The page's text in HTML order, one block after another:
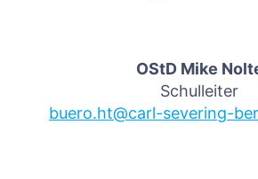
OStD Mike
Schulleiter
buero.ht@carl-severing-